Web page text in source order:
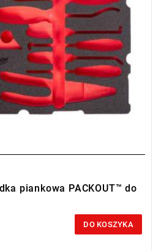
piankowa PACKOUT™ do
DO KOSZYKA